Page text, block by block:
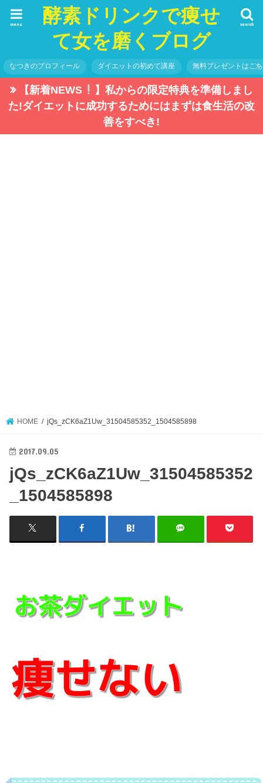
酵素ドリンクで痩せ
て女を磨くブログ
search
menu
なつきのプロフィール ダイエットの初めて講座 無料プレゼントはこ
【新着NEWS
】私からの限定特典を準備しまし
た!ダイエットに成功するためにはまずは食生活の改
善をすべき!
HOME jQs_zCK6aZ1Uw_31504585352_1504585898
2017.09.05
jQs_zCK6aZ1Uw_31504585352
_1504585898